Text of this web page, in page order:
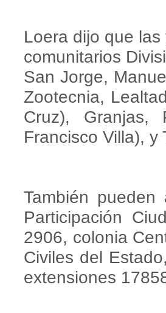
Loera dijo que
comunitarios
San Jorge,
Zootecnia,
Cruz), Granjas,
Francisco Villa), y
También
Participación
2906, colonia
Civiles del
extensiones